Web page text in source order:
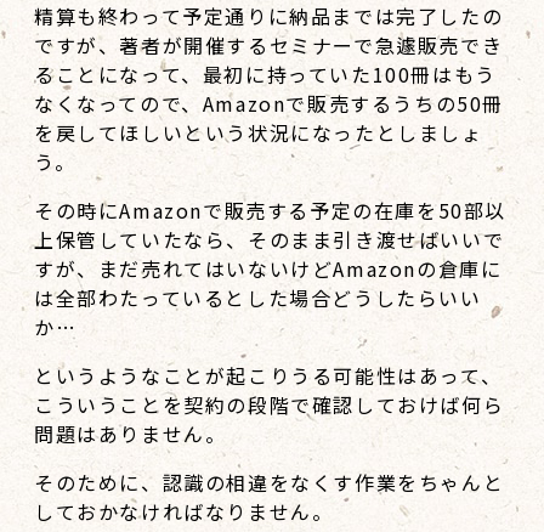
精算も終わって予定通りに納品までは完了したの
ですが、著者が開催するセミナーで急遽販売でき
ることになって、最初に持っていた100冊はもう
なくなってので、Amazonで販売するうちの50冊
を戻してほしいという状況になったとしましょ
う。
その時にAmazonで販売する予定の在庫を50部以
上保管していたなら、そのまま引き渡せばいいで
すが、まだ売れてはいないけどAmazonの倉庫に
は全部わたっているとした場合どうしたらいい
か…
というようなことが起こりうる可能性はあって、
こういうことを契約の段階で確認しておけば何ら
問題はありません。
そのために、認識の相違をなくす作業をちゃんと
しておかなければなりません。